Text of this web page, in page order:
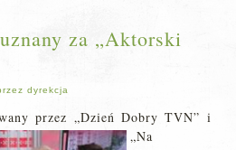
za „Aktorski
dyrekcja
przez „Dzień Dobry TVN” i
„Na